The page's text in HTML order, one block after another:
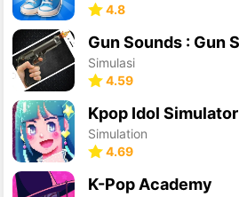
4.8
Simulasi
4.59
Kpop Idol Simulator
Simulation
4.69
K-Pop Academy